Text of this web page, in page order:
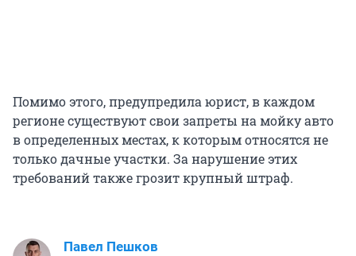
Помимо этого, предупредила юрист, в каждом
регионе существуют свои запреты на мойку авто
в определенных местах, к которым относятся не
только дачные участки. За нарушение этих
требований также грозит крупный штраф.
Павел Пешков